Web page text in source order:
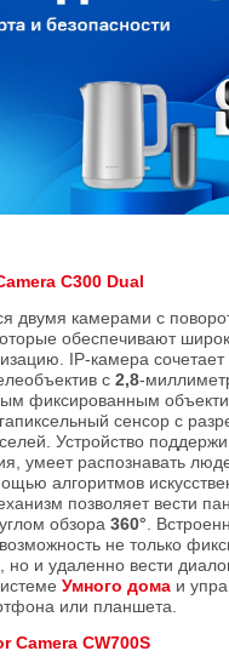
C300 Dual
двумя камерами с
обеспечивают
IP-камера сочетает
с 2,8-
фиксированным
сенсор с
Устройство
умеет распознавать
алгоритмов
позволяет вести
обзора 360°.
не только
но и удаленно вести
Умного дома и
или планшета.
Camera CW700S